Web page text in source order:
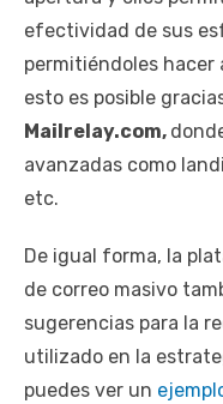
efectividad de sus
permitiéndoles hacer
esto es posible
Mailrelay.com,
avanzadas como
etc.
De igual forma, la
de correo masivo
sugerencias para la
utilizado en la
puedes ver un